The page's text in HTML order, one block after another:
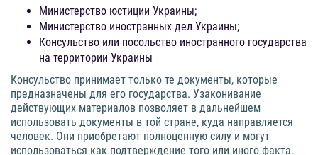
Министерство юстиции Украины;
Министерство иностранных дел Украины;
Консульство или посольство иностранного государства
на территории Украины
Консульство принимает только те документы, которые
предназначены для его государства. Узаконивание
действующих материалов позволяет в дальнейшем
использовать документы в той стране, куда направляется
человек. Они приобретают полноценную силу и могут
использоваться как подтверждение того или иного факта.